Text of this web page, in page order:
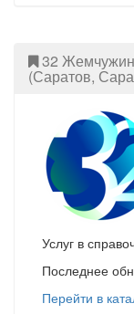
32
(Саратов,
Услуг в
Последнее
Перейти в